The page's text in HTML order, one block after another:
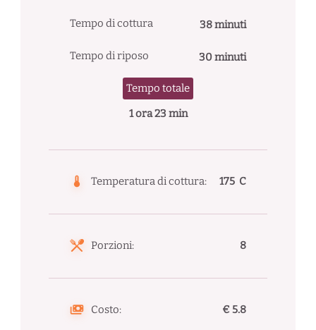
Tempo di cottura 38 minuti
Tempo di riposo 30 minuti
Tempo totale
1 ora 23 min
Temperatura di cottura: 175 C
Porzioni: 8
Costo: € 5.8